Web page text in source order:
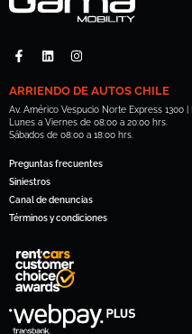
ARRIENDO DE AUTOS CHILE
Av. Américo Vespucio Norte Express 1300
Lunes a Viernes de 08:00 a 20:00 hrs.
Sábados de 08:00 a 18:00 hrs.
Preguntas frecuentes
Siniestros
Canal de denuncias
Términos y condiciones